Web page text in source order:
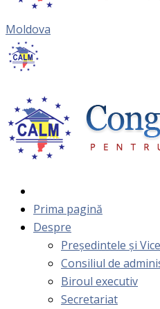
Moldova
Prima pagină
Despre
Președintele și
Consiliul de
Biroul executiv
Secretariat